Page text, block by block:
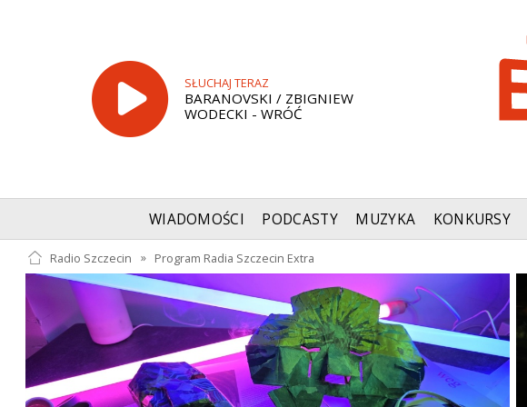
SŁUCHAJ TERAZ
BARANOVSKI / ZBIGNIEW
WODECKI - WRÓĆ
WIADOMOŚCI PODCASTY MUZYKA KONKURSY
Radio Szczecin » Program Radia Szczecin Extra